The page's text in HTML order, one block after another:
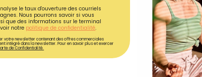
le taux d'ouverture des courriels
Nous pourrons savoir si vous
que des informations sur le terminal
notre politique de confidentialité.
votre newsletter contenant des offres commerciales
intégré dans la newsletter. Pour en savoir plus et exercer
de Confidentialité.